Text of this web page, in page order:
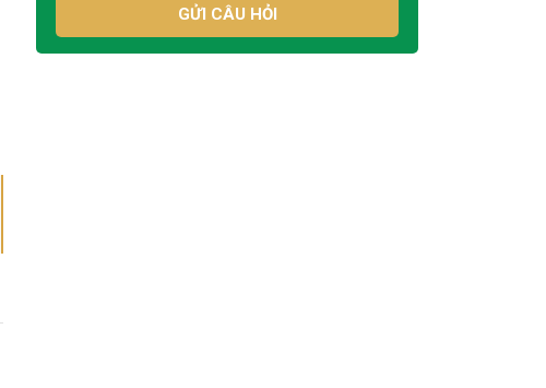
GỬI CÂU HỎI